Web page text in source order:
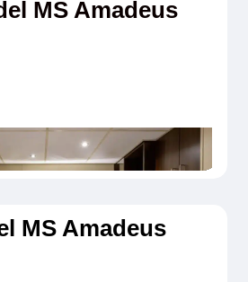
MS Amadeus
MS Amadeus